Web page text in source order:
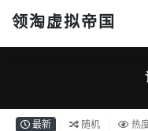
领淘虚拟帝国
最新 随机 热